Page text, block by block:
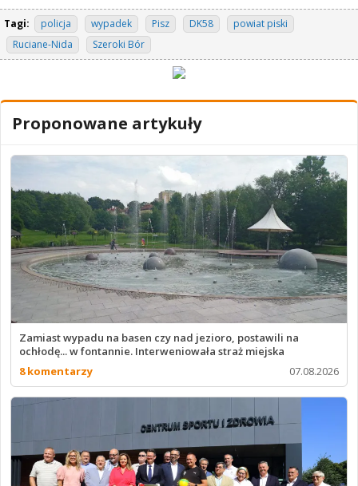
Tagi: policja wypadek Pisz DK58
powiat piski
Ruciane-Nida
Szeroki Bór
Proponowane artykuły
Zamiast wypadu na basen czy nad jezioro, postawili na
ochłodę... w fontannie. Interweniowała straż miejska
8 komentarzy
07.08.2026